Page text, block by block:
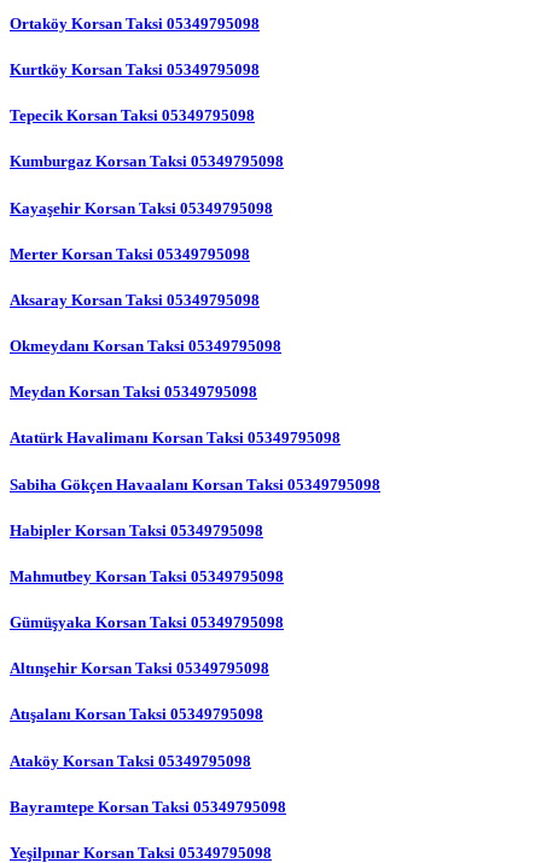
Ortaköy Korsan Taksi 05349795098
Kurtköy Korsan Taksi 05349795098
Tepecik Korsan Taksi 05349795098
Kumburgaz Korsan Taksi 05349795098
Kayaşehir Korsan Taksi 05349795098
Merter Korsan Taksi 05349795098
Aksaray Korsan Taksi 05349795098
Okmeydanı Korsan Taksi 05349795098
Meydan Korsan Taksi 05349795098
Atatürk Havalimanı Korsan Taksi 05349795098
Sabiha Gökçen Havaalanı Korsan Taksi 05349795098
Habipler Korsan Taksi 05349795098
Mahmutbey Korsan Taksi 05349795098
Gümüşyaka Korsan Taksi 05349795098
Altınşehir Korsan Taksi 05349795098
Atışalanı Korsan Taksi 05349795098
Ataköy Korsan Taksi 05349795098
Bayramtepe Korsan Taksi 05349795098
Yeşilpınar Korsan Taksi 05349795098